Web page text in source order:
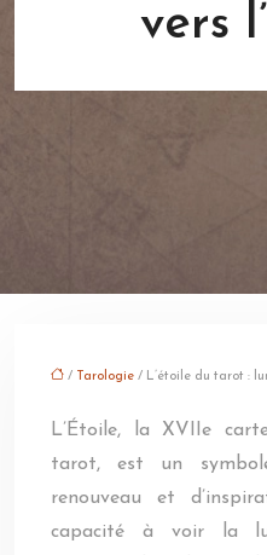
vers
/ Tarologie / L’étoile du tarot :
L’Étoile, la XVIIe
tarot, est un
renouveau et
capacité à voir la